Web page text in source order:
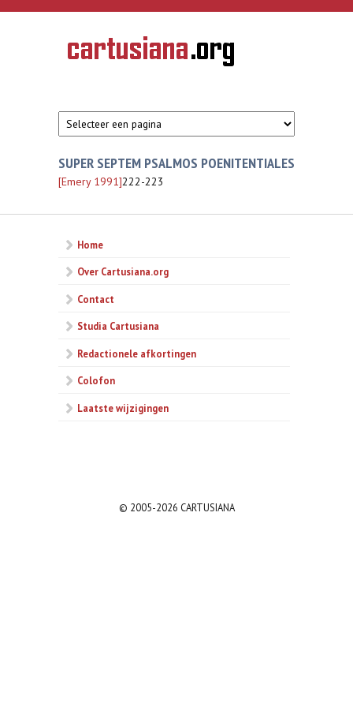
Overslaan en naar de inhoud gaan
CARTUSIANA
Geschiedenis
van de
SUPER SEPTEM PSALMOS POENITENTIALES
[Emery 1991]222-223
Home
Over Cartusiana.org
Contact
Studia Cartusiana
Redactionele afkortingen
Colofon
Laatste wijzigingen
© 2005-2026 CARTUSIANA